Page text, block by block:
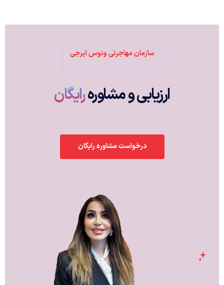
سازمان مهاجرتی ونوس ایرجی
ارزیابی و مشاورهرایگان
درخواست مشاوره رایگان